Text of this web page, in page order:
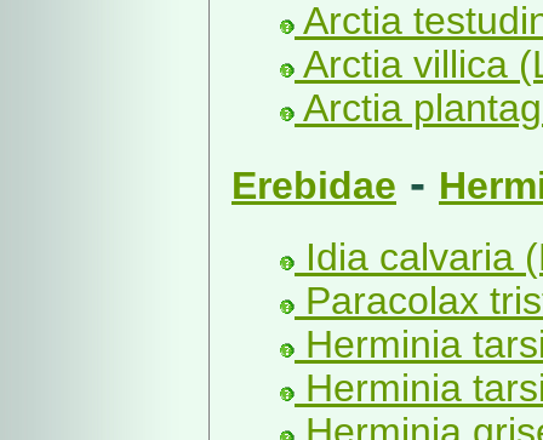
Arctia
Arctia villica
Arctia
Erebidae -
Idia calvaria
Paracolax
Herminia
Herminia